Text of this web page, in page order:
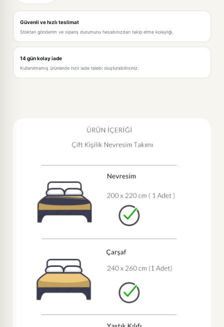
Güvenli ve hızlı teslimat
Stoktan gönderim ve sipariş durumunu hesabınızdan takip etme kolaylığı.
14 gün kolay iade
Kullanılmamış ürünlerde hızlı iade talebi oluşturabilirsiniz.